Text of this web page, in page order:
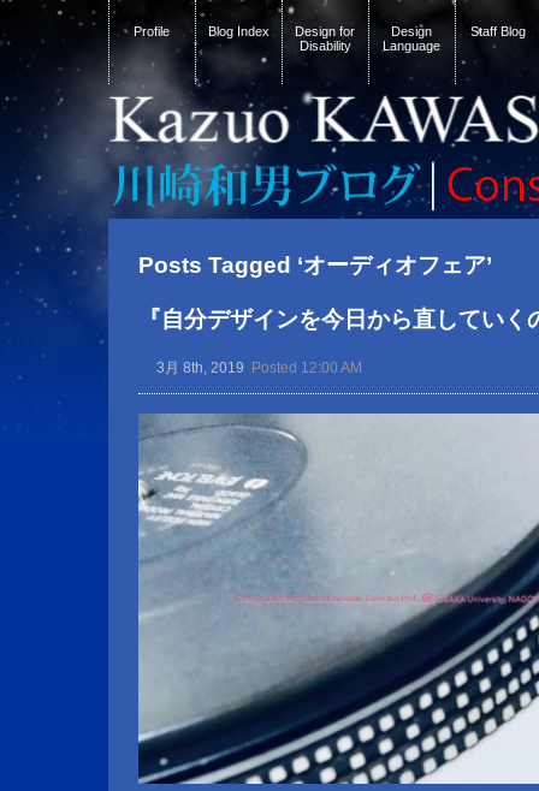
Profile Blog Index
Design for
Disability
Design
Language
Staff Blog
Posts Tagged ‘オーディオフェア’
『自分デザインを今日から直していく
3月 8th, 2019 Posted 12:00 AM